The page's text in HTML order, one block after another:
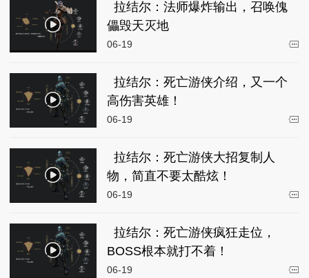
拉结尔：法师爆炸输出，召唤傀
儡毁天灭地
06-19
拉结尔：死亡游侠介绍，又一个
高伤害英雄！
06-19
拉结尔：死亡游侠大招复制人
物，简直不要太酷炫！
06-19
拉结尔：死亡游侠疯狂走位，
BOSS根本就打不着！
06-19